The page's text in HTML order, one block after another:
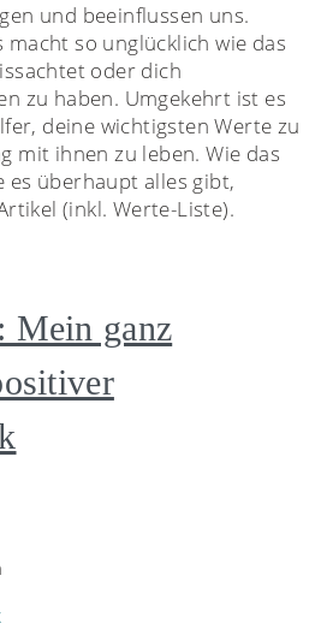
und beeinflussen uns.
macht so unglücklich wie das
oder dich
zu haben. Umgekehrt ist es
deine wichtigsten Werte zu
mit ihnen zu leben. Wie das
es überhaupt alles gibt,
(inkl. Werte-Liste).
Mein ganz